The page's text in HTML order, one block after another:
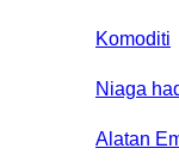
Komoditi
Niaga
Alatan